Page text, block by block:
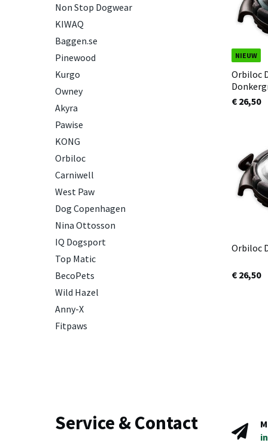
Non Stop Dogwear
KIWAQ
Baggen.se
Pinewood
Kurgo
Owney
Akyra
Pawise
KONG
Orbiloc
Carniwell
West Paw
Dog Copenhagen
Nina Ottosson
IQ Dogsport
Top Matic
BecoPets
Wild Hazel
Anny-X
Fitpaws
NIEUW
Orbiloc
€ 26,50
Orbiloc
€ 26,50
Service & Contact